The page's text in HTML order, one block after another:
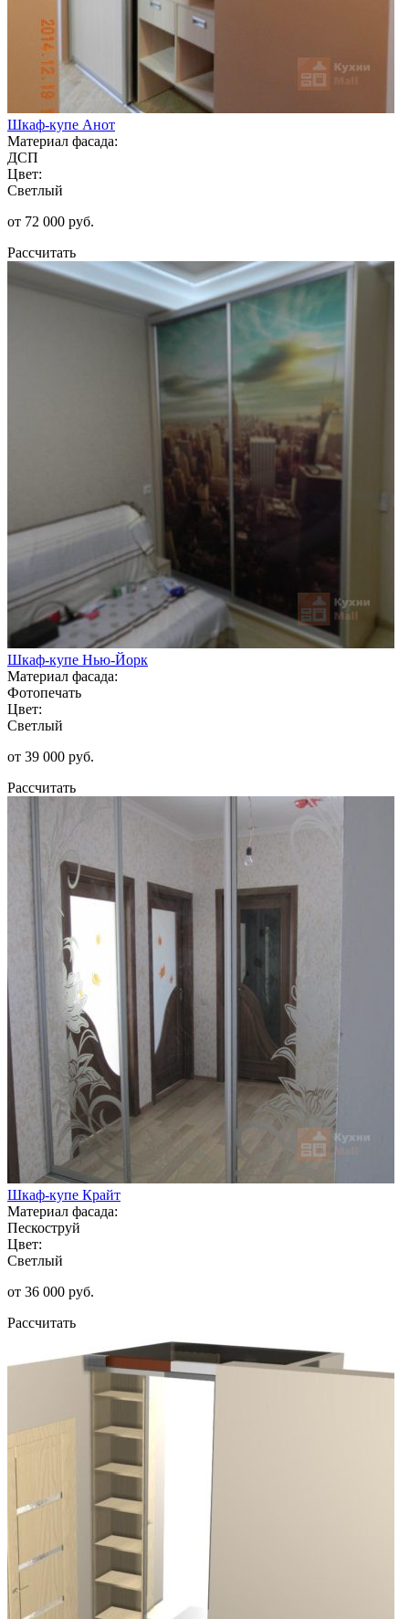
Шкаф-купе Анот
Материал фасада:
ДСП
Цвет:
Светлый
от 72 000 руб.
Рассчитать
Шкаф-купе Нью-Йорк
Материал фасада:
Фотопечать
Цвет:
Светлый
от 39 000 руб.
Рассчитать
Шкаф-купе Крайт
Материал фасада:
Пескоструй
Цвет:
Светлый
от 36 000 руб.
Рассчитать